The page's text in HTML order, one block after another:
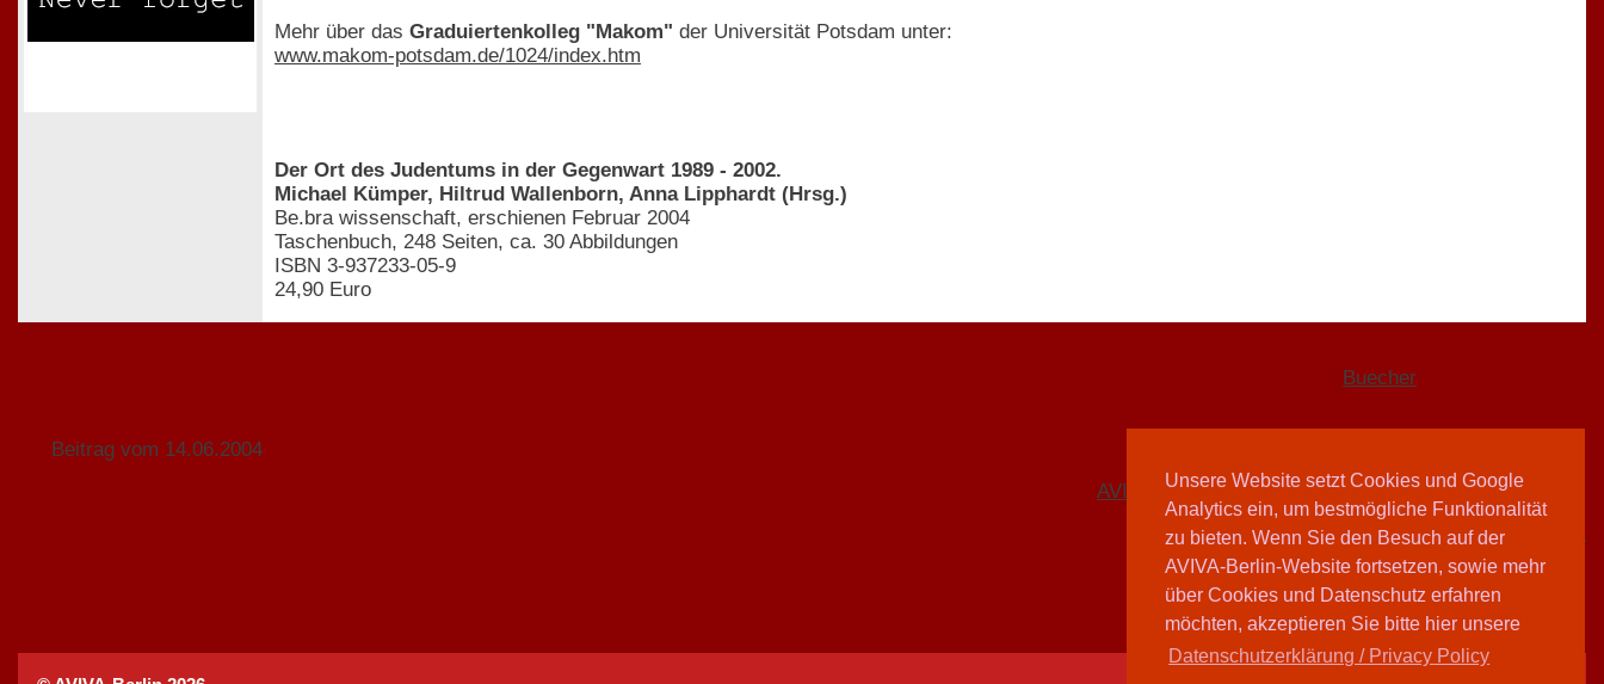
Unsere Website setzt Cookies und Google
Analytics ein, um bestmögliche Funktionalität
zu bieten. Wenn Sie den Besuch auf der
AVIVA-Berlin-Website fortsetzen, sowie mehr
über Cookies und Datenschutz erfahren
möchten, akzeptieren Sie bitte hier unsere
Datenschutzerklärung / Privacy Policy
Mehr über das Graduiertenkolleg "Makom" der Universität Potsdam unter:
www.makom-potsdam.de/1024/index.htm
Der Ort des Judentums in der Gegenwart 1989 - 2002.
Michael Kümper, Hiltrud Wallenborn, Anna Lipphardt (Hrsg.)
Be.bra wissenschaft, erschienen Februar 2004
Taschenbuch, 248 Seiten, ca. 30 Abbildungen
ISBN 3-937233-05-9
24,90 Euro
Buecher
Beitrag vom 14.06.2004
AVIVA-Redaktion